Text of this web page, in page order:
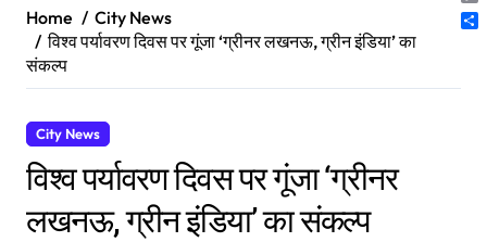
Home
City News
विश्व पर्यावरण दिवस पर गूंजा ‘ग्रीनर लखनऊ, ग्रीन इंडिया’ का
संकल्प
City News
विश्व पर्यावरण दिवस पर गूंजा ‘ग्रीनर
लखनऊ, ग्रीन इंडिया’ का संकल्प